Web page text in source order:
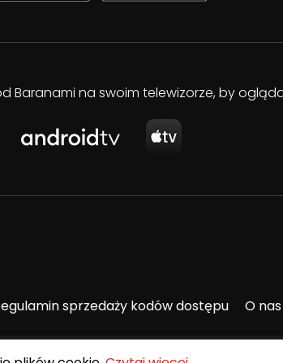
Baranami na swoim telewizorze, by
sprzedaży kodów dostępu O nas